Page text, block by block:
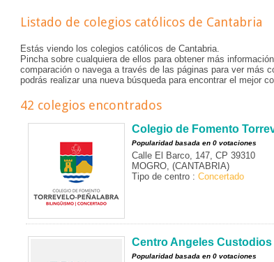
Listado de colegios católicos de Cantabria
Estás viendo los colegios católicos de Cantabria.
Pincha sobre cualquiera de ellos para obtener más
comparación o navega a través de las páginas para ver más
podrás realizar una nueva búsqueda para encontrar el mejor
42 colegios encontrados
Colegio de Fomento
Popularidad basada en 0 votaciones
Calle El Barco, 147, CP 39310
MOGRO, (CANTABRIA)
Tipo de centro : Concertado
Centro Angeles Custodios
Popularidad basada en 0 votaciones